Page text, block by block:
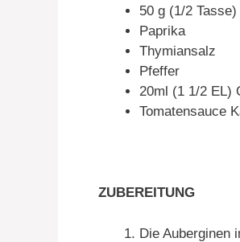
50 g (1/2 Tasse)
Paprika
Thymiansalz
Pfeffer
20ml (1 1/2 EL)
Tomatensauce
ZUBEREITUNG
Die Auberginen